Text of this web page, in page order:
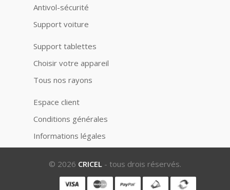
Antivol-sécurité
Support voiture
Support tablettes
Choisir votre appareil
Tous nos rayons
Espace client
Conditions générales
Informations légales
© 2026 CRICEL - tous drois réservés.